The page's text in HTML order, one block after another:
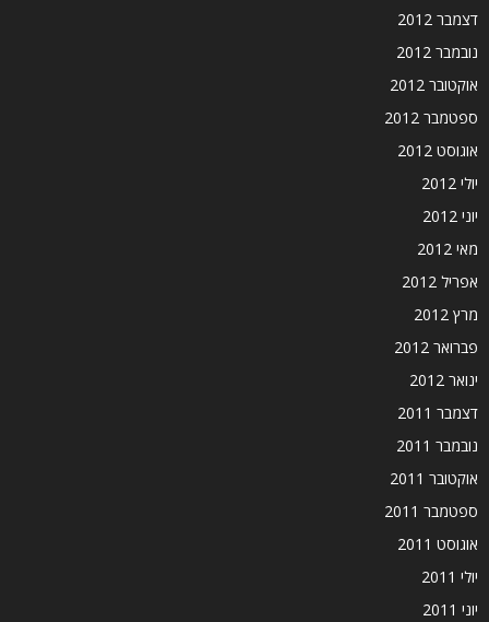
דצמבר 2012
נובמבר 2012
אוקטובר 2012
ספטמבר 2012
אוגוסט 2012
יולי 2012
יוני 2012
מאי 2012
אפריל 2012
מרץ 2012
פברואר 2012
ינואר 2012
דצמבר 2011
נובמבר 2011
אוקטובר 2011
ספטמבר 2011
אוגוסט 2011
יולי 2011
יוני 2011